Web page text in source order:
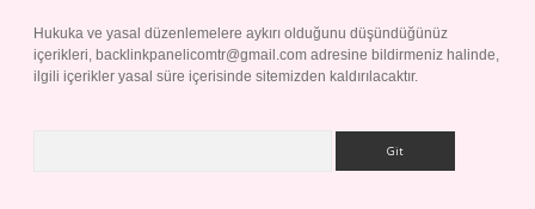
Hukuka ve yasal düzenlemelere aykırı olduğunu düşündüğünüz
içerikleri, backlinkpanelicomtr@gmail.com adresine bildirmeniz halinde,
ilgili içerikler yasal süre içerisinde sitemizden kaldırılacaktır.